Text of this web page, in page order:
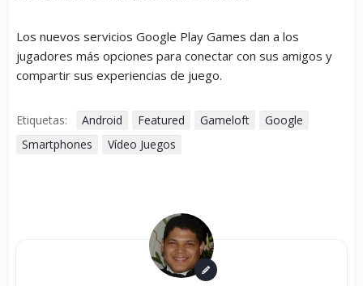
Los nuevos servicios Google Play Games dan a los
jugadores más opciones para conectar con sus amigos y
compartir sus experiencias de juego.
Etiquetas: Android Featured Gameloft
Google
Smartphones
Vídeo Juegos